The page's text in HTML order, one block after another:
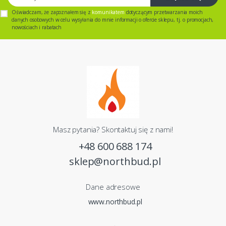
Oświadczam, że zapoznałem się z komunikatem dotyczącym przetwarzania moich
danych osobowych w celu wysyłania do mnie informacji o ofercie sklepu, tj. o promocjach,
nowościach i rabatach
Masz pytania? Skontaktuj się z nami!
+48 600 688 174
sklep@northbud.pl
Dane adresowe
www.northbud.pl